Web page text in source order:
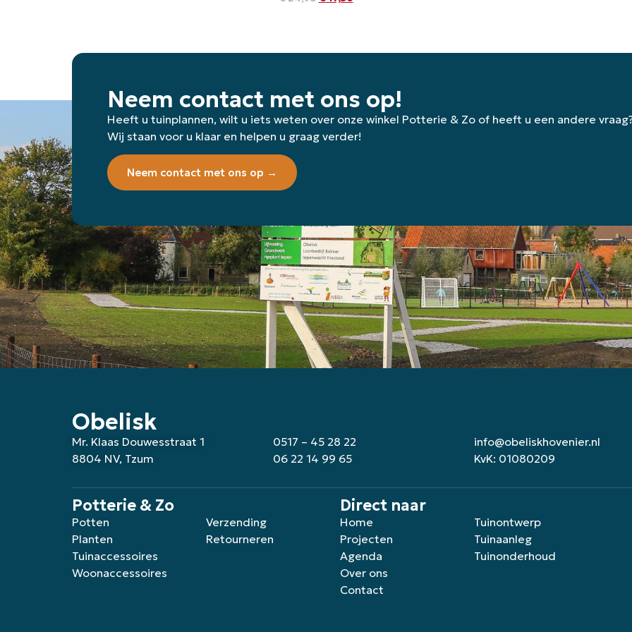
Neem contact met ons op!
Heeft u tuinplannen, wilt u iets weten over onze winkel Potterie & Zo of heeft u een andere
Wij staan voor u klaar en helpen u graag verder!
Neem contact met ons op →
Obelisk
Mr. Klaas Douwesstraat 1
8804 NV, Tzum
0517 – 45 28 22
06 22 14 99 65
info@obeliskhovenier.nl
KvK: 01080209
Potterie & Zo
Potten
Planten
Tuinaccessoires
Woonaccessoires
Verzending
Retourneren
Direct naar
Home
Projecten
Agenda
Over ons
Contact
Tuinontwerp
Tuinaanleg
Tuinonderhoud